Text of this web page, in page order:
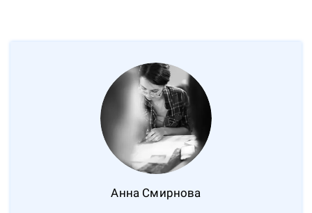
Анна Смирнова